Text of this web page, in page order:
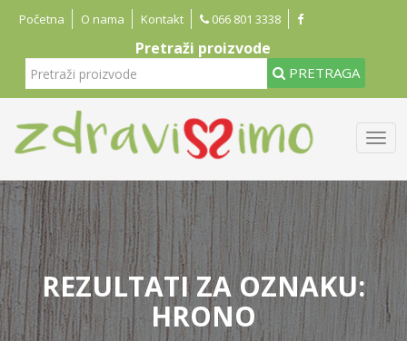
Početna O nama Kontakt 066 801 3338
Pretraži proizvode
PRETRAGA
REZULTATI ZA OZNAKU:
HRONO